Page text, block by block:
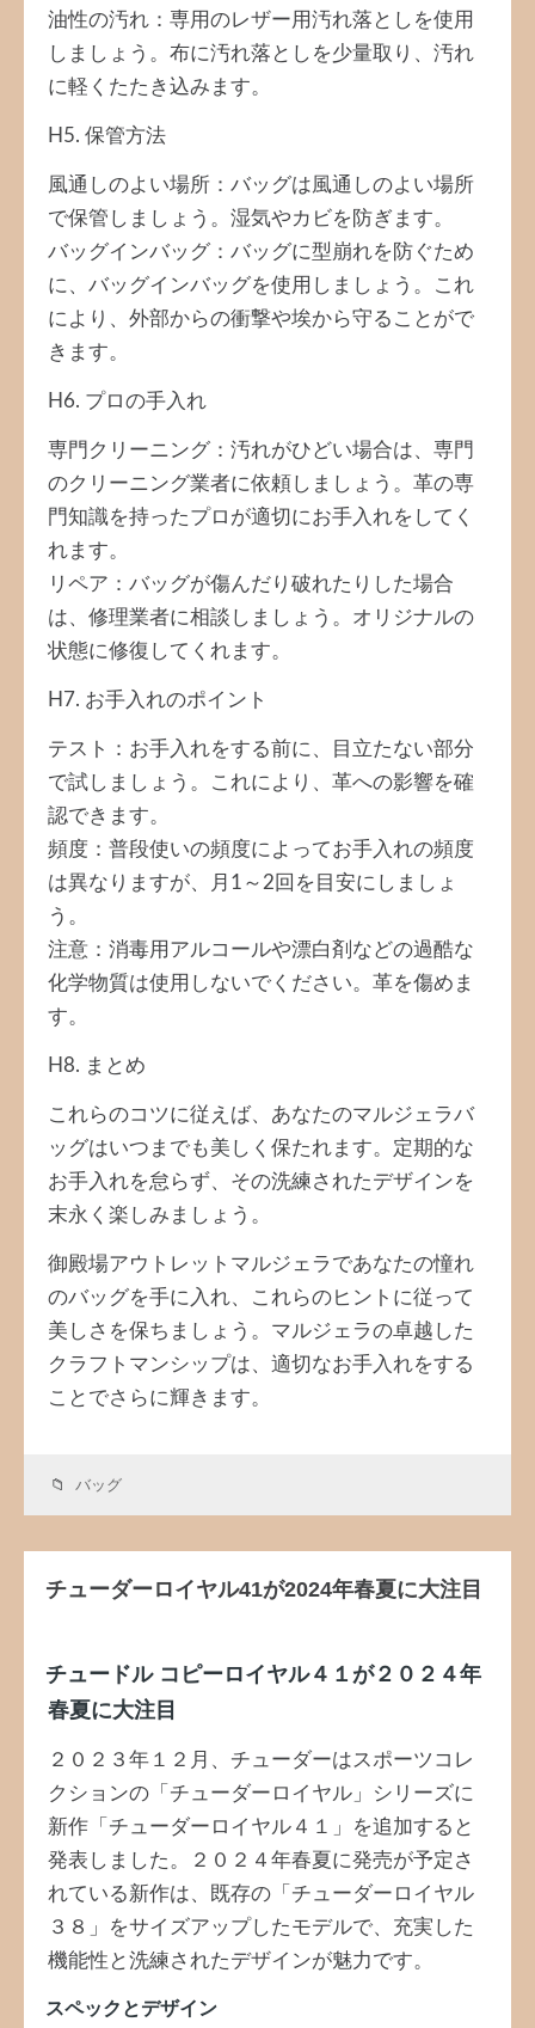
油性の汚れ：専用のレザー用汚れ落としを使用
しましょう。布に汚れ落としを少量取り、汚れ
に軽くたたき込みます。
H5. 保管方法
風通しのよい場所：バッグは風通しのよい場所
で保管しましょう。湿気やカビを防ぎます。
バッグインバッグ：バッグに型崩れを防ぐため
に、バッグインバッグを使用しましょう。これ
により、外部からの衝撃や埃から守ることがで
きます。
H6. プロの手入れ
専門クリーニング：汚れがひどい場合は、専門
のクリーニング業者に依頼しましょう。革の専
門知識を持ったプロが適切にお手入れをしてく
れます。
リペア：バッグが傷んだり破れたりした場合
は、修理業者に相談しましょう。オリジナルの
状態に修復してくれます。
H7. お手入れのポイント
テスト：お手入れをする前に、目立たない部分
で試しましょう。これにより、革への影響を確
認できます。
頻度：普段使いの頻度によってお手入れの頻度
は異なりますが、月1～2回を目安にしましょ
う。
注意：消毒用アルコールや漂白剤などの過酷な
化学物質は使用しないでください。革を傷めま
す。
H8. まとめ
これらのコツに従えば、あなたのマルジェラバ
ッグはいつまでも美しく保たれます。定期的な
お手入れを怠らず、その洗練されたデザインを
末永く楽しみましょう。
御殿場アウトレットマルジェラであなたの憧れ
のバッグを手に入れ、これらのヒントに従って
美しさを保ちましょう。マルジェラの卓越した
クラフトマンシップは、適切なお手入れをする
ことでさらに輝きます。
バッグ
チューダーロイヤル41が2024年春夏に大注目
チュードル コピーロイヤル４１が２０２４年
春夏に大注目
２０２３年１２月、チューダーはスポーツコレ
クションの「チューダーロイヤル」シリーズに
新作「チューダーロイヤル４１」を追加すると
発表しました。２０２４年春夏に発売が予定さ
れている新作は、既存の「チューダーロイヤル
３８」をサイズアップしたモデルで、充実した
機能性と洗練されたデザインが魅力です。
スペックとデザイン